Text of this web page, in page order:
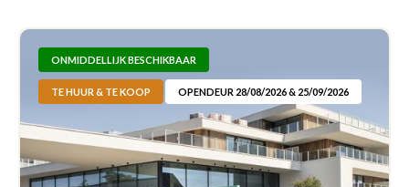
ONMIDDELLIJK BESCHIKBAAR
TE HUUR & TE KOOP OPENDEUR 28/08/2026 & 25/09/2026